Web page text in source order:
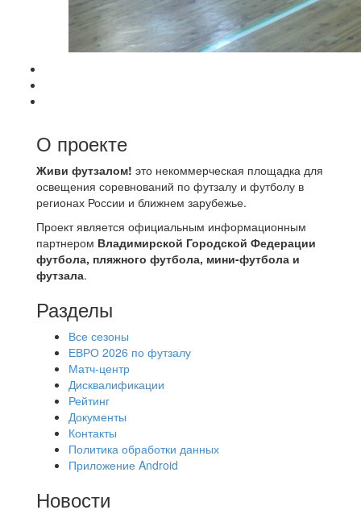
О проекте
Живи футзалом! это некоммерческая площадка для
освещения соревнований по футзалу и футболу в
регионах России и ближнем зарубежье.
Проект является официальным информационным
партнером Владимирской Городской Федерации
футбола, пляжного футбола, мини-футбола и
футзала.
Разделы
Все сезоны
ЕВРО 2026 по футзалу
Матч-центр
Дисквалификации
Рейтинг
Документы
Контакты
Политика обработки данных
Приложение Android
Новости